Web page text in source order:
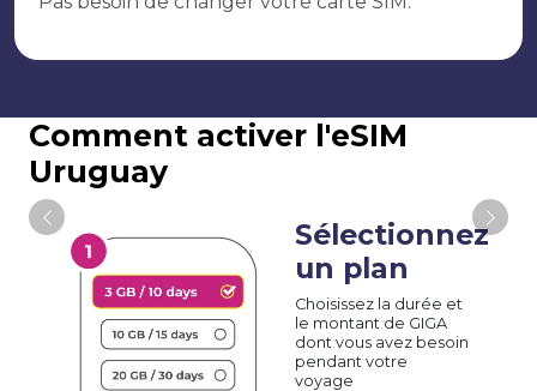
Comment activer l'eSIM
Uruguay
Sélectionnez
un plan
Choisissez la durée et
le montant de GIGA
dont vous avez besoin
pendant votre
voyage